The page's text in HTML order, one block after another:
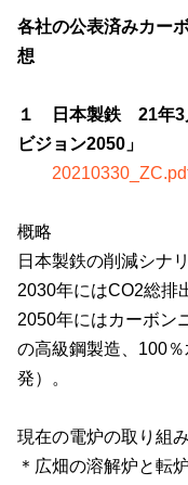
各社の公表済みカー
想
１ 日本製鉄 21年
ビジョン2050」
概略
日本製鉄の削減シナ
2030年にはCO2総排
2050年にはカーボン
の高級鋼製造、 100
発）。
現在の電炉の取り組
＊広畑の溶解炉と転